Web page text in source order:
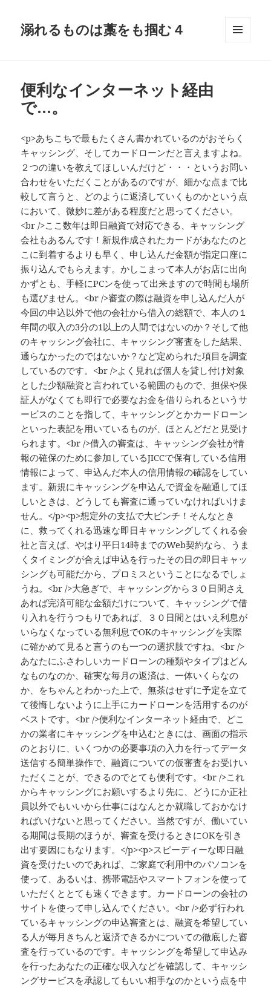
溺れるものは藁をも掴む４
便利なインターネット経由
で…。
<p>あちこちで最もたくさん書かれているのがおそらく
キャッシング、そしてカードローンだと言えますよね。
２つの違いを教えてほしいんだけど・・・というお問い
合わせをいただくことがあるのですが、細かな点まで比
較して言うと、どのように返済していくものかという点
において、微妙に差がある程度だと思ってください。
<br />ここ数年は即日融資で対応できる、キャッシング
会社もあるんです！新規作成されたカードがあなたのと
こに到着するよりも早く、申し込んだ金額が指定口座に
振り込んでもらえます。かしこまって本人がお店に出向
かずとも、手軽にPCンを使って出来ますので時間も場所
も選びません。<br />審査の際は融資を申し込んだ人が
今回の申込以外で他の会社から借入の総額で、本人の１
年間の収入の3分の1以上の人間ではないのか？そして他
のキャッシング会社に、キャッシング審査をした結果、
通らなかったのではないか？など定められた項目を調査
しているのです。<br />よく見れば個人を貸し付け対象
とした少額融資と言われている範囲のもので、担保や保
証人がなくても即行で必要なお金を借りられるというサ
ービスのことを指して、キャッシングとかカードローン
といった表記を用いているものが、ほとんどだと見受け
られます。<br />借入の審査は、キャッシング会社が情
報の確保のために参加しているJICCで保有している信用
情報によって、申込んだ本人の信用情報の確認をしてい
ます。新規にキャッシングを申込んで資金を融通してほ
しいときは、どうしても審査に通っていなければいけま
せん。</p><p>想定外の支払で大ピンチ！そんなとき
に、救ってくれる迅速な即日キャッシングしてくれる会
社と言えば、やはり平日14時までのWeb契約なら、うま
くタイミングが合えば申込を行ったその日の即日キャッ
シングも可能だから、プロミスということになるでしょ
うね。<br />大急ぎで、キャッシングから３０日間さえ
あれば完済可能な金額だけについて、キャッシングで借
り入れを行うつもりであれば、３０日間とはいえ利息が
いらなくなっている無利息でOKのキャッシングを実際
に確かめて見ると言うのも一つの選択肢ですね。<br />
あなたにふさわしいカードローンの種類やタイプはどん
なものなのか、確実な毎月の返済は、一体いくらなの
か、をちゃんとわかった上で、無茶はせずに予定を立て
て後悔しないように上手にカードローンを活用するのが
ベストです。<br />便利なインターネット経由で、どこ
かの業者にキャッシングを申込むときには、画面の指示
のとおりに、いくつかの必要事項の入力を行ってデータ
送信する簡単操作で、融資についての仮審査をお受けい
ただくことが、できるのでとても便利です。<br />これ
からキャッシングにお願いするより先に、どうにか正社
員以外でもいいから仕事にはなんとか就職しておかなけ
ればいけないと思ってください。当然ですが、働いてい
る期間は長期のほうが、審査を受けるときにOKを引き
出す要因にもなります。</p><p>スピーディーな即日融
資を受けたいのであれば、ご家庭で利用中のパソコンを
使って、あるいは、携帯電話やスマートフォンを使って
いただくととても速くできます。カードローンの会社の
サイトを使って申し込んでください。<br />必ず行われ
ているキャッシングの申込審査とは、融資を希望してい
る人が毎月きちんと返済できるかについての徹底した審
査を行っているのです。キャッシングを希望して申込み
を行ったあなたの正確な収入などを確認して、キャッシ
ングサービスを承認してもいい相手なのかという点を中